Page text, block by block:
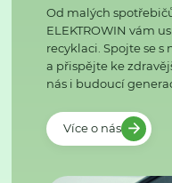
Od malých
ELEKTROWIN vám
recyklaci. Spojte se
a přispějte ke
nás i budoucí
Více o nás